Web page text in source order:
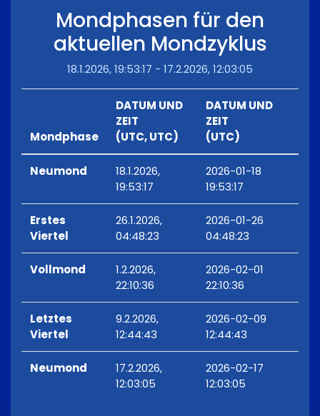
Mondphasen für den
aktuellen Mondzyklus
18.1.2026, 19:53:17 - 17.2.2026, 12:03:05
Mondphase
DATUM UND
ZEIT
(UTC, UTC)
DATUM UND
ZEIT
(UTC)
Neumond
18.1.2026,
19:53:17
2026-01-18
19:53:17
Erstes
Viertel
26.1.2026,
04:48:23
2026-01-26
04:48:23
Vollmond
1.2.2026,
22:10:36
2026-02-01
22:10:36
Letztes
Viertel
9.2.2026,
12:44:43
2026-02-09
12:44:43
Neumond
17.2.2026,
12:03:05
2026-02-17
12:03:05